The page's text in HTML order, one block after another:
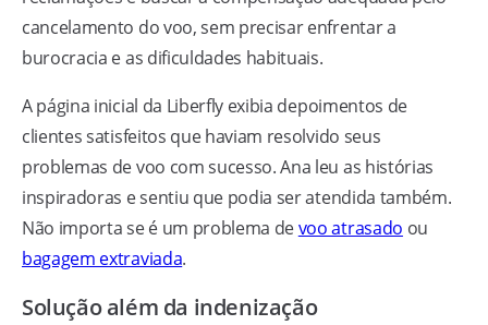
cancelamento do voo, sem precisar enfrentar a
burocracia e as dificuldades habituais.
A página inicial da Liberfly exibia depoimentos de
clientes satisfeitos que haviam resolvido seus
problemas de voo com sucesso. Ana leu as histórias
inspiradoras e sentiu que podia ser atendida também.
Não importa se é um problema devoo atrasado ou
bagagem extraviada.
Solução além da indenização